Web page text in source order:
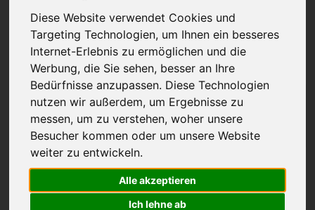
Diese Website verwendet Cookies und
Targeting Technologien, um Ihnen ein besseres
Internet-Erlebnis zu ermöglichen und die
Werbung, die Sie sehen, besser an Ihre
Bedürfnisse anzupassen. Diese Technologien
nutzen wir außerdem, um Ergebnisse zu
messen, um zu verstehen, woher unsere
Besucher kommen oder um unsere Website
weiter zu entwickeln.
Alle akzeptieren
Ich lehne ab
Limitierte Auflage
29,95 €
Größe
In den
Warenkorb